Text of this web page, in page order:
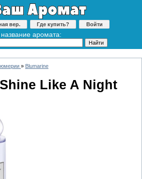
вер. Где купить? Войти
аромата:
» Blumarine
Like A Night